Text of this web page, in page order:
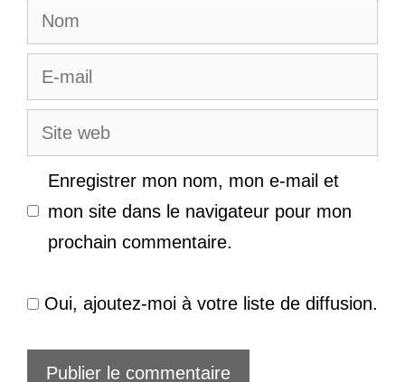
Nom
E-
mail
Site
web
Enregistrer mon nom, mon e-mail et
mon site dans le navigateur pour mon
prochain commentaire.
Oui, ajoutez-moi à votre liste de diffusion.